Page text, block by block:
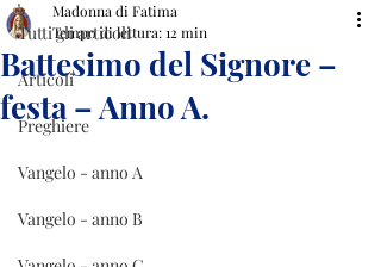
Tutti gli articoli
Articoli
Preghiere
Vangelo - anno A
Vangelo - anno B
Battesimo del Signore –
festa – Anno A.
Madonna di Fatima
Tempo di lettura: 12 min